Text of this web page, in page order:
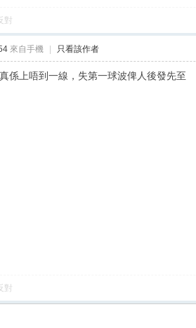
對
來自手機 只看該作者
係上唔到一線，失第一球波俾人後發先至
對